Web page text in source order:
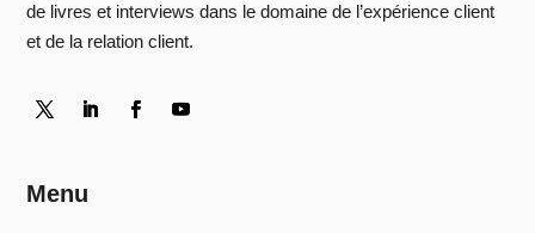
de livres et interviews dans le domaine de l’expérience client
et de la relation client.
Menu